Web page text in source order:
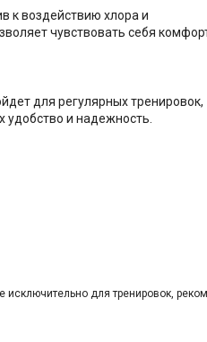
к воздействию хлора и
чувствовать себя
для регулярных тренировок,
удобство и надежность.
исключительно для тренировок,